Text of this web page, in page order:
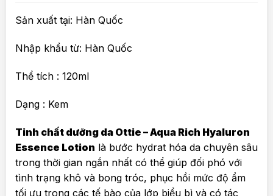
Sản xuất tại: Hàn Quốc
Nhập khẩu từ: Hàn Quốc
Thể tích : 120ml
Dạng : Kem
Tinh chất dưỡng da Ottie – Aqua Rich Hyaluron
Essence Lotion là bước hydrat hóa da chuyên sâu
trong thời gian ngắn nhất có thể giúp đối phó với
tình trạng khô và bong tróc, phục hồi mức độ ẩm
tối ưu trong các tế bào của lớp biểu bì và có tác